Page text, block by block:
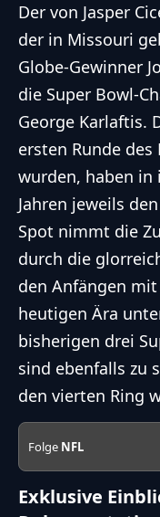
Der von Jasper
der in Missouri
Globe-Gewinner
die Super Bowl-
George Karlaftis.
ersten Runde des
wurden, haben in
Jahren jeweils
Spot nimmt die
durch die
den Anfängen
heutigen Ära
bisherigen drei
sind ebenfalls zu
den vierten Ring
Folge NFL
Exklusive